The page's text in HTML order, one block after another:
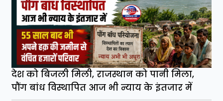
देश को बिजली मिली, राजस्थान को पानी मिला,
पौंग बांध विस्थापित आज भी न्याय के इंतजार में